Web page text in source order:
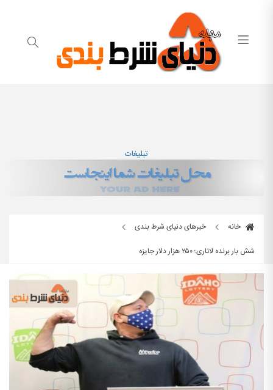
تبلیغات
خانه
خبرهای دنیای شرط بندی
شش بار برنده لاتاری؛ ۲۵۰ هزار دلار جایزه